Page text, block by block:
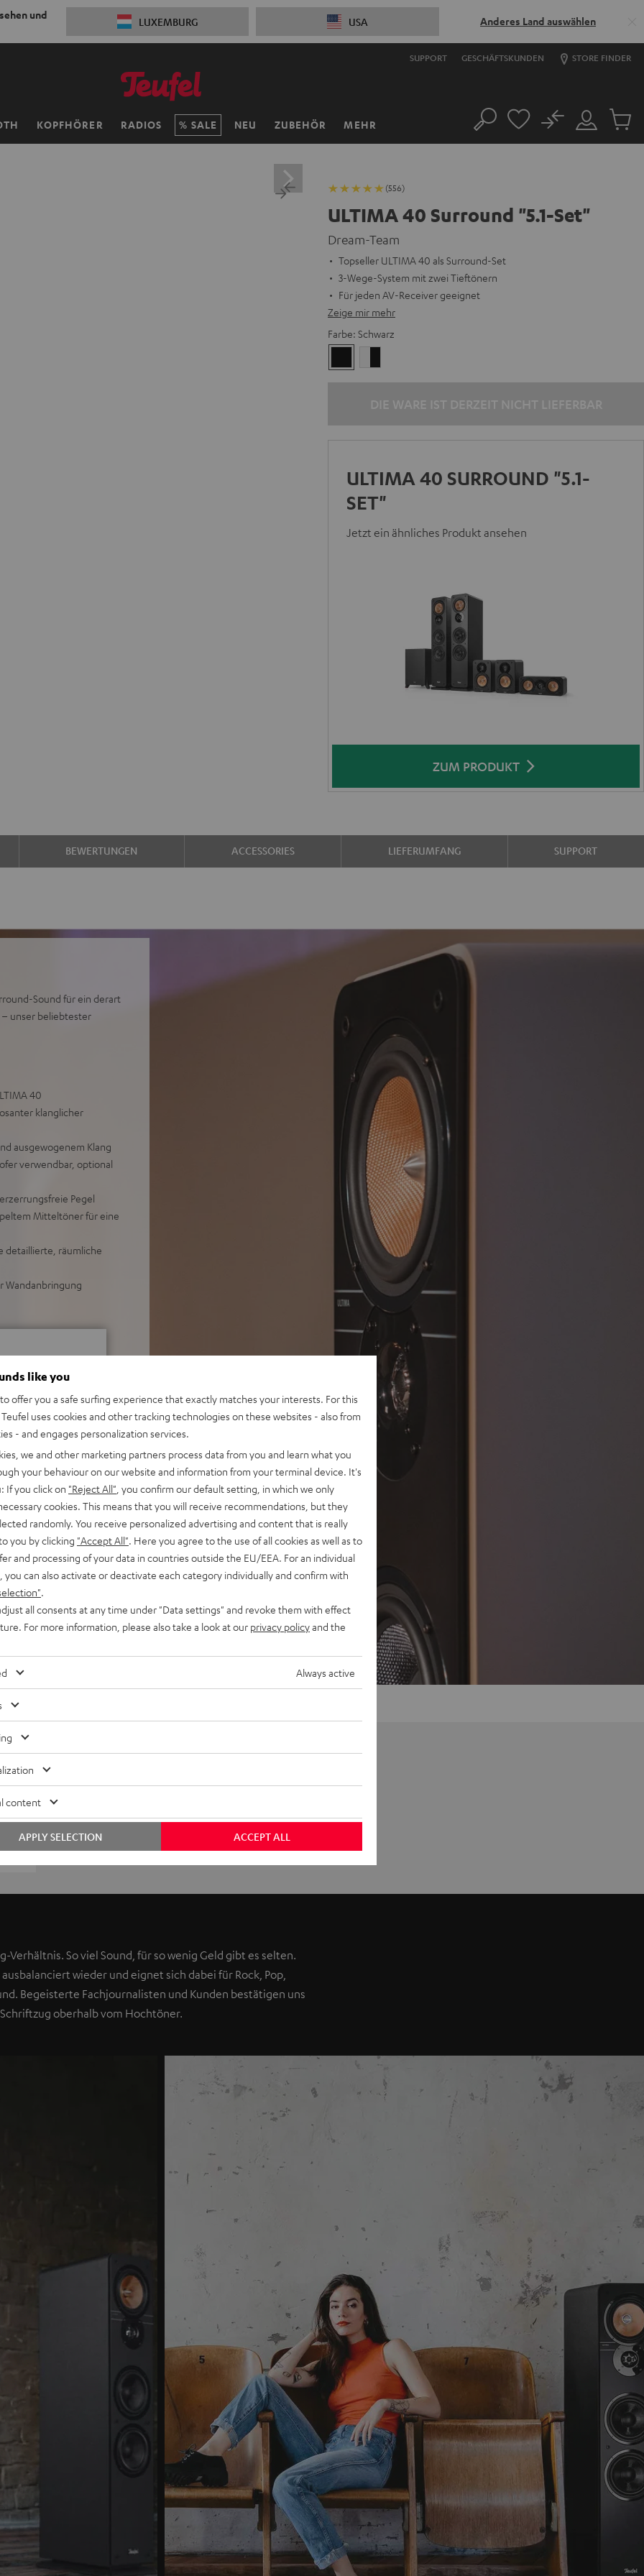
und
LUXEMBURG USA Anderes Land auswählen
SUPPORT GESCHÄFTSKUNDEN STORE FINDER
KOPFHÖRER RADIOS SALE NEU ZUBEHÖR MEHR Suche
Mein
Konto
No
Artikel
(556)
ULTIMA 40 Surround "5.1-Set"
Dream-Team
Topseller ULTIMA 40 als Surround-Set
3-Wege-System mit zwei Tieftönern
Für jeden AV-Receiver geeignet
Zeige mir mehr
Farbe: Schwarz
ULTIMA 40 SURROUND "5.1-
SET"
Jetzt ein ähnliches Produkt ansehen
ZUM PRODUKT
BEWERTUNGEN ACCESSORIES LIEFERUMFANG SUPPORT
Sound für ein derart
– unser beliebtester
40
klanglicher
ausgewogenem Klang
verwendbar, optional
Pegel
Mitteltöner für eine
detaillierte, räumliche
Wandanbringung
556 Bewertungen)
Verhältnis. So viel Sound, für so wenig Geld gibt es selten.
wieder und eignet sich dabei für Rock, Pop,
Begeisterte Fachjournalisten und Kunden bestätigen uns
oberhalb vom Hochtöner.
like you
offer you a safe surfing experience that exactly matches your interests. For this
uses cookies and other tracking technologies on these websites - also from
- and engages personalization services.
we and other marketing partners process data from you and learn what you
your behaviour on our website and information from your terminal device. It's
If you click on "Reject All" , you confirm our default setting, in which we only
cookies. This means that you will receive recommendations, but they
randomly. You receive personalized advertising and content that is really
you by clicking "Accept All" . Here you agree to the use of all cookies as well as to
and processing of your data in countries outside the EU/EEA. For an individual
you can also activate or deactivate each category individually and confirm with
all consents at any time under "Data settings" and revoke them with effect
For more information, please also take a look at our privacy policyand the
Always active
content
ACCEPT ALL
APPLY SELECTION